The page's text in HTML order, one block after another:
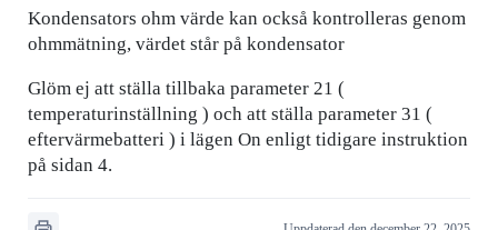
Kondensators ohm värde kan också kontrolleras genom
ohmmätning, värdet står på kondensator
Glöm ej att ställa tillbaka parameter 21 (
temperaturinställning ) och att ställa parameter 31 (
eftervärmebatteri ) i lägen On enligt tidigare instruktion
på sidan 4.